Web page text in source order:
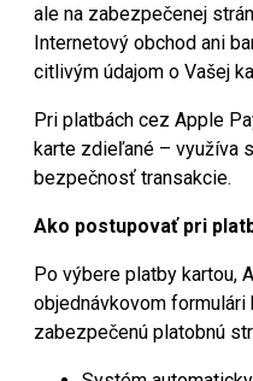
ale na zabezpečenej
Internetový obchod ani
citlivým údajom o Vašej
Pri platbách cez Apple
karte zdieľané – využíva
bezpečnosť transakcie.
Ako postupovať pri
Po výbere platby kartou,
objednávkovom
zabezpečenú platobnú